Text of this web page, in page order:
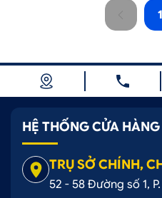
1
HỆ THỐNG CỬA HÀNG
TRỤ SỞ CHÍNH,
52 - 58 Đường số 1,